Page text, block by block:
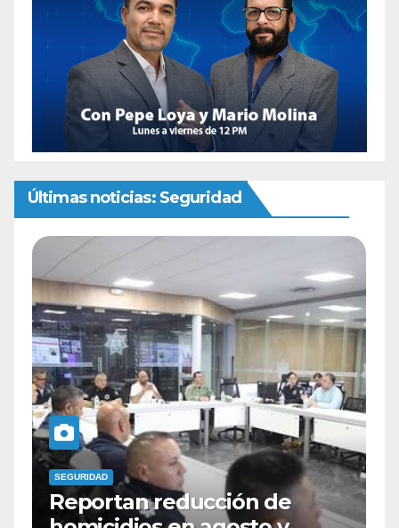
Últimas noticias: Seguridad
SEGURIDAD
Identifican como Zeus al